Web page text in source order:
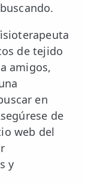
de tejido
amigos,
en
de
web del
y